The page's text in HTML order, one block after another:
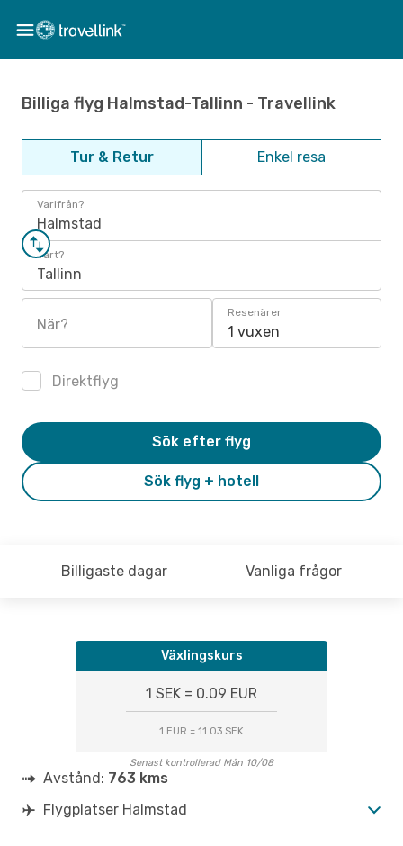
Billiga flyg Halmstad-Tallinn - Travellink
Tur & Retur Enkel resa
Varifrån?
Halmstad
Vart?
Tallinn
När?
Resenärer
1 vuxen
Direktflyg
Sök flyg + hotell
Sök efter flyg
Billigaste dagar Vanliga frågor
Växlingskurs
1 SEK = 0.09 EUR
1 EUR = 11.03 SEK
Senast kontrollerad Mån 10/08
Avstånd: 763 kms
Flygplatser Halmstad